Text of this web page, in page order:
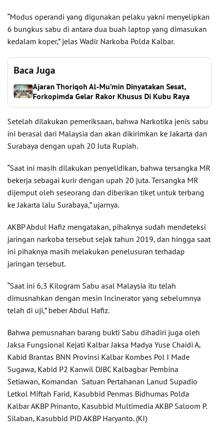
“Modus operandi yang digunakan pelaku yakni menyelipkan
6 bungkus sabu di antara dua buah laptop yang dimasukan
kedalam koper,” jelas Wadir Narkoba Polda Kalbar.
Baca Juga
Ajaran Thoriqoh Al-Mu’min Dinyatakan Sesat,
Forkopimda Gelar Rakor Khusus Di Kubu Raya
Setelah dilakukan pemeriksaan, bahwa Narkotika jenis sabu
ini berasal dari Malaysia dan akan dikirimkan ke Jakarta dan
Surabaya dengan upah 20 Juta Rupiah.
“Saat ini masih dilakukan penyelidikan, bahwa tersangka MR
bekerja sebagai kurir dengan upah 20 juta. Tersangka MR
dijemput oleh seseorang dan diberikan tiket untuk terbang
ke Jakarta lalu Surabaya,” ujarnya.
AKBP Abdul Hafiz mengatakan, pihaknya sudah mendeteksi
jaringan narkoba tersebut sejak tahun 2019, dan hingga saat
ini pihaknya masih melakukan penelusuran terhadap
jaringan tersebut.
“Saat ini 6,3 Kilogram Sabu asal Malaysia itu telah
dimusnahkan dengan mesin Incinerator yang sebelumnya
telah di uji,” beber Abdul Hafiz.
Bahwa pemusnahan barang bukti Sabu dihadiri juga oleh
Jaksa Fungsional Kejati Kalbar Jaksa Madya Yuse Chaidi A,
Kabid Brantas BNN Provinsi Kalbar Kombes Pol I Made
Sugawa, Kabid P2 Kanwil DJBC Kalbagbar Pembina
Setiawan, Komandan Satuan Pertahanan Lanud Supadio
Letkol Miftah Farid, Kasubbid Penmas Bidhumas Polda
Kalbar AKBP Prinanto, Kasubbid Multimedia AKBP Saloom P.
Silaban, Kasubbid PID AKBP Haryanto. (KI)